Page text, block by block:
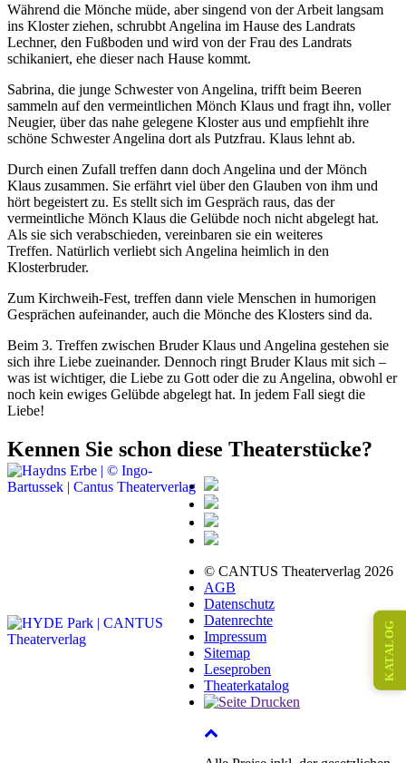
Während die Mönche müde, aber singend von der Arbeit langsam
ins Kloster ziehen, schrubbt Angelina im Hause des Landrats
Lechner, den Fußboden und wird von der Frau des Landrats
schikaniert, ehe dieser nach Hause kommt.
Sabrina, die junge Schwester von Angelina, trifft beim Beeren
sammeln auf den vermeintlichen Mönch Klaus und fragt ihn, voller
Neugier, über das nahe gelegene Kloster aus und empfiehlt ihre
schöne Schwester Angelina dort als Putzfrau. Klaus lehnt ab.
Durch einen Zufall treffen dann doch Angelina und der Mönch
Klaus zusammen. Sie erfährt viel über den Glauben von ihm und
hört begeistert zu. Es stellt sich im Gespräch raus, das der
vermeintliche Mönch Klaus die Gelübde noch nicht abgelegt hat.
Als sie sich verabschieden, vereinbaren sie ein weiteres
Treffen. Natürlich verliebt sich Angelina heimlich in den
Klosterbruder.
Zum Kirchweih-Fest, treffen dann viele Menschen in humorigen
Gesprächen aufeinander, auch die Mönche des Klosters sind da.
Beim 3. Treffen zwischen Bruder Klaus und Angelina gestehen sie
sich ihre Liebe zueinander. Dennoch ringt Bruder Klaus mit sich –
was ist wichtiger, die Liebe zu Gott oder die zu Angelina, obwohl er
noch kein ewiges Gelübde abgelegt hat. In jedem Fall siegt die
Liebe!
Kennen Sie schon diese Theaterstücke?
© CANTUS Theaterverlag 2026
AGB
Datenschutz
Datenrechte
Impressum
Sitemap
Leseproben
Theaterkatalog
KATALOG